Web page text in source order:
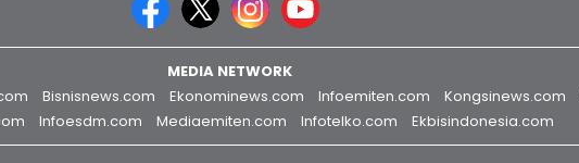
MEDIA NETWORK
Bisnisnews.com Ekonominews.com Infoemiten.com Kongsinews.com
Infoesdm.com Mediaemiten.com Infotelko.com Ekbisindonesia.com